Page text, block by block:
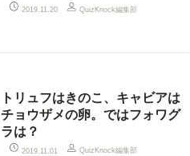
2019.11.20 QuizKnock編集部
トリュフはきのこ、キャビアは
チョウザメの卵。ではフォワグ
ラは？
2019.11.01 QuizKnock編集部